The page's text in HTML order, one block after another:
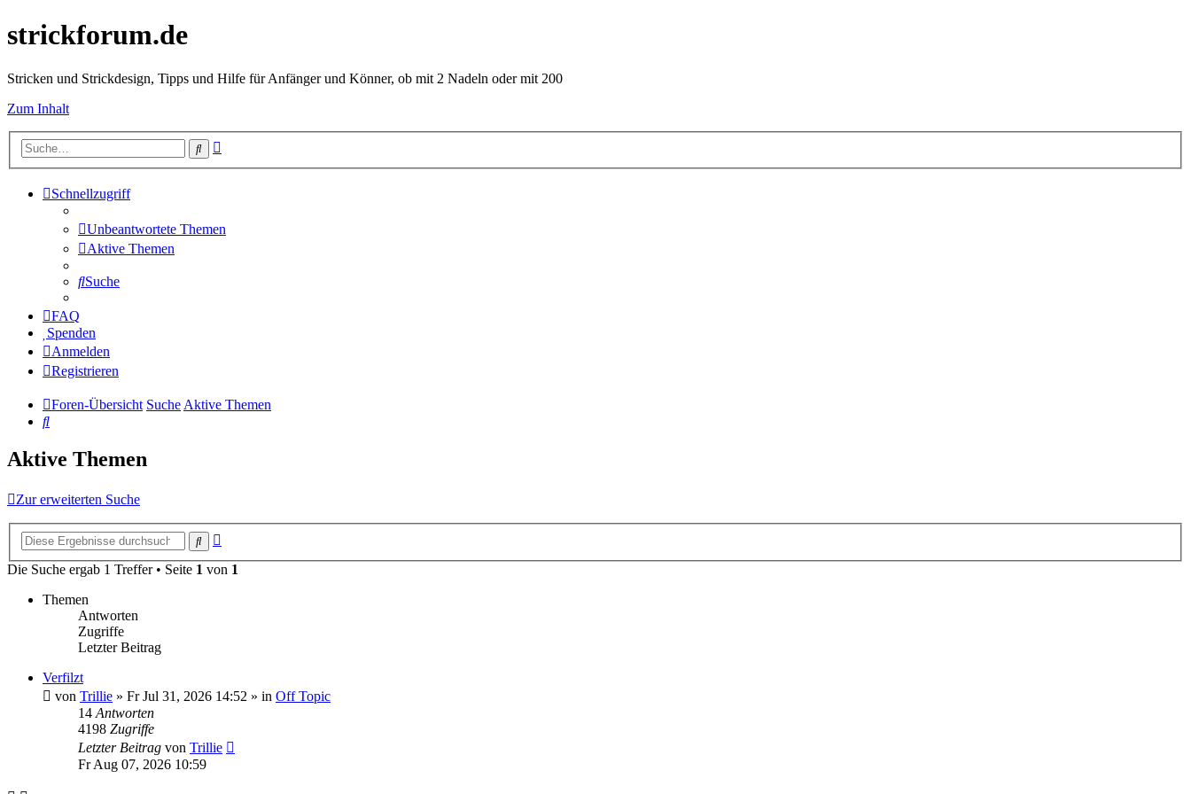
strickforum.de
Stricken und Strickdesign, Tipps und Hilfe für Anfänger und Könner, ob mit 2 Nadeln oder mit 200
Zum Inhalt
Suche
Schnellzugriff
Unbeantwortete Themen
Aktive Themen
Suche
FAQ
Spenden
Anmelden
Registrieren
Foren-Übersicht SucheAktive Themen
Suche
Aktive Themen
Zur erweiterten Suche
Suche
Die Suche ergab 1 Treffer • Seite 1 von 1
Themen
Antworten
Zugriffe
Letzter Beitrag
Verfilzt
von Trillie » Fr Jul 31, 2026 14:52 » in Off Topic
14 Antworten
4198 Zugriffe
Letzter Beitrag von Trillie
Fr Aug 07, 2026 10:59